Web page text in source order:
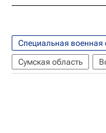
Специальная военная
Сумская область